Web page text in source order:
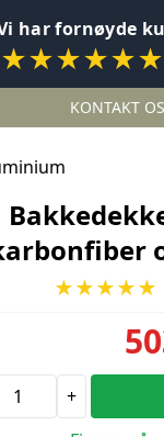
har fornøyde
KONTAKT
★★★★★
+